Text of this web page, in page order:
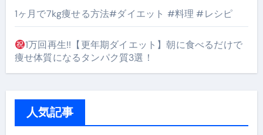
1ヶ月で7kg痩せる方法#ダイエット #料理 #レシピ
1万回再生!!【更年期ダイエット】朝に食べるだけで
痩せ体質になるタンパク質3選！
人気記事